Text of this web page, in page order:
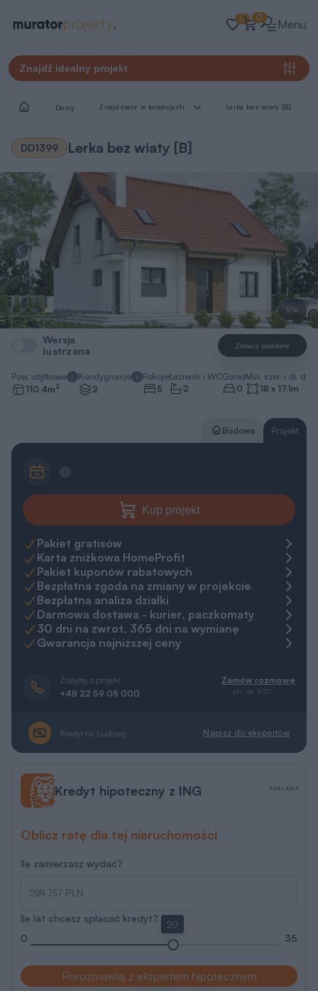
0 0 Menu
Znajdź idealny projekt
Domy Znajdziesz w kolekcjach Lerka bez wiaty [B]
DD1399 Lerka bez wiaty [B]
1/16
Wersja
lustrzana
Zobacz podobne
Pow. użytkowa
110,4m2
Kondygnacje
2
Pokoje
5
Łazienki i WC
2
Garaż
0
Min. szer. i dł.
18 x 17,1m
Budowa Projekt
Kup projekt
Pakiet gratisów
Karta zniżkowa HomeProfit
Pakiet kuponów rabatowych
Bezpłatna zgoda na zmiany w projekcie
Bezpłatna analiza działki
Darmowa dostawa - kurier, paczkomaty
30 dni na zwrot, 365 dni na wymianę
Gwarancja najniższej ceny
Zapytaj o projekt
+48 22 59 05 000
Zamów rozmowę
pn.-pt. 8-20
Kredyt na budowę Napisz do ekspertów
Kredyt hipoteczny z ING
Oblicz ratę dla tej nieruchomości
Ile zamierzasz wydać?
Ile lat chcesz spłacać kredyt?
0
20
35
Porozmawiaj z ekspertem hipotecznym
REKLAMA